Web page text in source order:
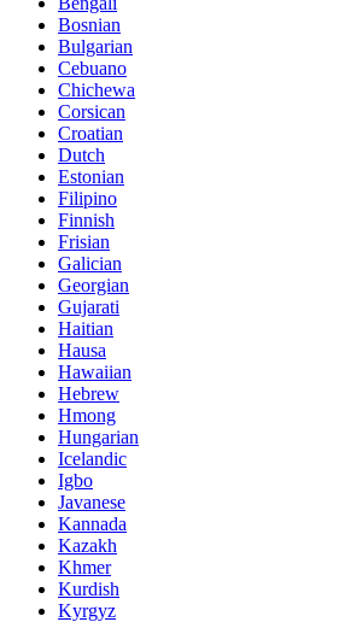
Bosnian
Bulgarian
Cebuano
Chichewa
Corsican
Croatian
Dutch
Estonian
Filipino
Finnish
Frisian
Galician
Georgian
Gujarati
Haitian
Hausa
Hawaiian
Hebrew
Hmong
Hungarian
Icelandic
Igbo
Javanese
Kannada
Kazakh
Khmer
Kurdish
Kyrgyz